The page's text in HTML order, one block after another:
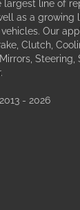
largest line of
as a growing
vehicles. Our
Clutch,
Steering,
- 2026